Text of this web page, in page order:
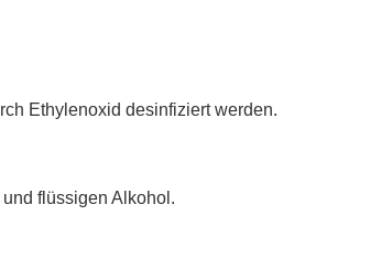
Ethylenoxid desinfiziert werden.
flüssigen Alkohol.